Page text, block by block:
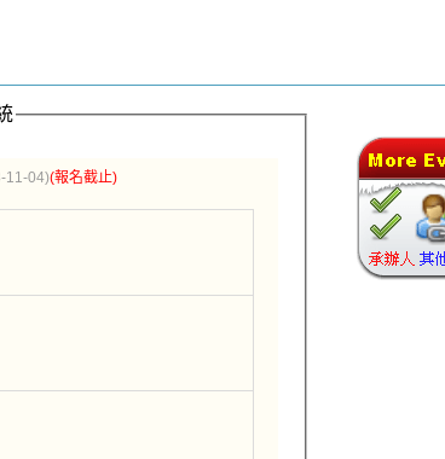
11-04)(報名截止)